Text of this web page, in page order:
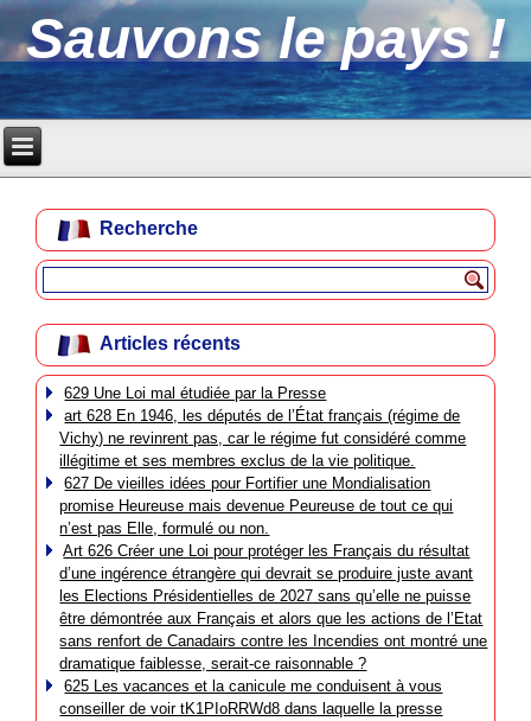
Sauvons le pays !
Recherche
Articles récents
629 Une Loi mal étudiée par la Presse
art 628 En 1946, les députés de l’État français (régime de
Vichy) ne revinrent pas, car le régime fut considéré comme
illégitime et ses membres exclus de la vie politique.
627 De vieilles idées pour Fortifier une Mondialisation
promise Heureuse mais devenue Peureuse de tout ce qui
n’est pas Elle, formulé ou non.
Art 626 Créer une Loi pour protéger les Français du résultat
d’une ingérence étrangère qui devrait se produire juste avant
les Elections Présidentielles de 2027 sans qu’elle ne puisse
être démontrée aux Français et alors que les actions de l’Etat
sans renfort de Canadairs contre les Incendies ont montré une
dramatique faiblesse, serait-ce raisonnable ?
625 Les vacances et la canicule me conduisent à vous
conseiller de voir tK1PIoRRWd8 dans laquelle la presse